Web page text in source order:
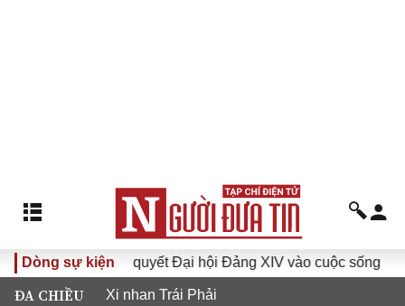
Dòng sự kiện
Đưa Nghị quyết Đại hội Đảng XIV vào cuộc sống
ĐA CHIỀU Xi nhan Trái Phải